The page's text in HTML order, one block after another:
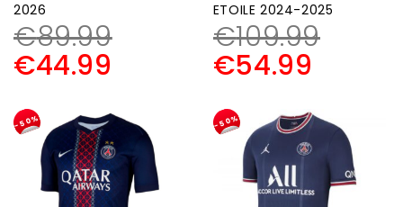
2026
€89.99
€44.99
ETOILE 2024-2025
€109.99
€54.99
-50% -50%